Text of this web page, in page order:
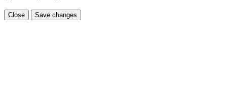
Close Save changes